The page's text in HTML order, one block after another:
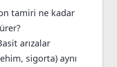
tamiri ne kadar
arızalar
sigorta) aynı